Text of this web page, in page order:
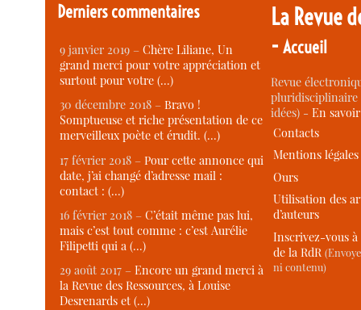
Derniers commentaires
9 janvier 2019 –Chère Liliane, Un
grand merci pour votre appréciation et
surtout pour votre (…)
30 décembre 2018 –Bravo !
Somptueuse et riche présentation de ce
merveilleux poète et érudit. (…)
17 février 2018 –Pour cette annonce qui
date, j’ai changé d’adresse mail :
contact : (…)
16 février 2018 –C’était même pas lui,
mais c’est tout comme : c’est Aurélie
Filipetti qui a (…)
29 août 2017 –Encore un grand merci à
la Revue des Ressources, à Louise
Desrenards et (…)
La Revue
-Accueil
Revue
idées) -En
Contacts
Mentions légales
Ours
Utilisation des
d’auteurs
Inscrivez-vous
de la RdR
ni contenu)